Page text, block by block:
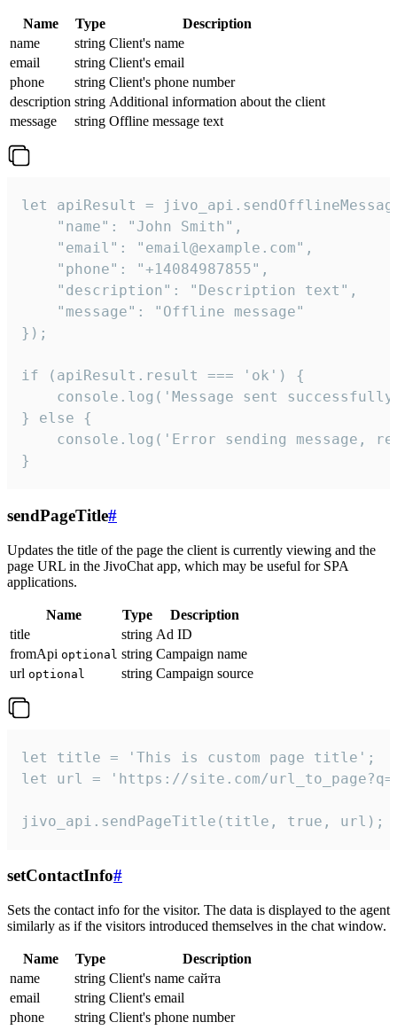
Name Type
Description
name
string Client's name
email
string Client's email
phone
string Client's phone number
description string Additional information about the client
message
string Offline message text
let apiResult =
    "name": "John Smith",
    "email": "email@example.com",
    "phone": "+14084987855",
    "description": "Description text",
    "message": "Offline message"
});
if (apiResult.result === 'ok') {
console.log('Message sent
} else {
console.log('Error sending message,
}
sendPageTitle#
Updates the title of the page the client is currently viewing and the
page URL in the JivoChat app, which may be useful for SPA
applications.
Name Type
Description
title
string Ad ID
fromApi optional string Campaign name
url optional string Campaign source
let title = 'This is custom page title';
let url = 'https://site.com/
jivo_api.sendPageTitle(title, true, url);
setContactInfo#
Sets the contact info for the visitor. The data is displayed to the agent
similarly as if the visitors introduced themselves in the chat window.
Name Type
Description
name
string Client's name сайта
email
string Client's email
phone
string Client's phone number